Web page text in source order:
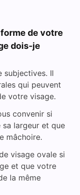
de votre
dois-je
subjectives. Il
qui peuvent
votre visage.
convenir si
largeur et que
mâchoire.
visage ovale si
et que votre
la même